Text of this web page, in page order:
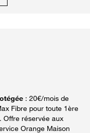
: 20€/mois de
Fibre pour toute 1ère
Offre réservée aux
Orange Maison